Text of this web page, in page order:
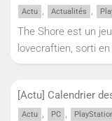
Actu , Actualités ,
The Shore est un
lovecraftien, sorti en
[Actu] Calendrier
Actu , PC ,